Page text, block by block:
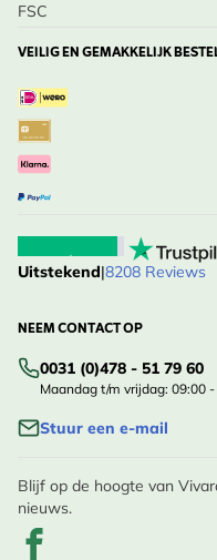
FSC
VEILIG EN GEMAKKELIJK
Uitstekend|8208 Reviews
NEEM CONTACT OP
0031 (0)478 - 51 79 60
Maandag t/m vrijdag: 09:00
Stuur een e-mail
Blijf op de hoogte van
nieuws.